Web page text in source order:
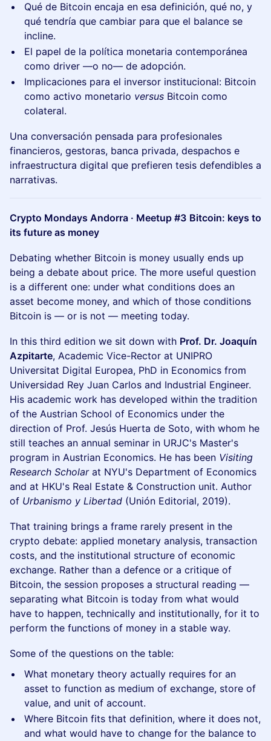
Qué de Bitcoin encaja en esa definición, qué no, y
qué tendría que cambiar para que el balance se
incline.
El papel de la política monetaria contemporánea
como driver —o no— de adopción.
Implicaciones para el inversor institucional: Bitcoin
como activo monetario versus Bitcoin como
colateral.
Una conversación pensada para profesionales
financieros, gestoras, banca privada, despachos e
infraestructura digital que prefieren tesis defendibles a
narrativas.
Crypto Mondays Andorra · Meetup #3 Bitcoin: keys to
its future as money
Debating whether Bitcoin is money usually ends up
being a debate about price. The more useful question
is a different one: under what conditions does an
asset become money, and which of those conditions
Bitcoin is — or is not — meeting today.
In this third edition we sit down with Prof. Dr. Joaquín
Azpitarte, Academic Vice-Rector at UNIPRO
Universitat Digital Europea, PhD in Economics from
Universidad Rey Juan Carlos and Industrial Engineer.
His academic work has developed within the tradition
of the Austrian School of Economics under the
direction of Prof. Jesús Huerta de Soto, with whom he
still teaches an annual seminar in URJC's Master's
program in Austrian Economics. He has been Visiting
Research Scholarat NYU's Department of Economics
and at HKU's Real Estate & Construction unit. Author
of Urbanismo y Libertad (Unión Editorial, 2019).
That training brings a frame rarely present in the
crypto debate: applied monetary analysis, transaction
costs, and the institutional structure of economic
exchange. Rather than a defence or a critique of
Bitcoin, the session proposes a structural reading —
separating what Bitcoin is today from what would
have to happen, technically and institutionally, for it to
perform the functions of money in a stable way.
Some of the questions on the table:
What monetary theory actually requires for an
asset to function as medium of exchange, store of
value, and unit of account.
Where Bitcoin fits that definition, where it does not,
and what would have to change for the balance to